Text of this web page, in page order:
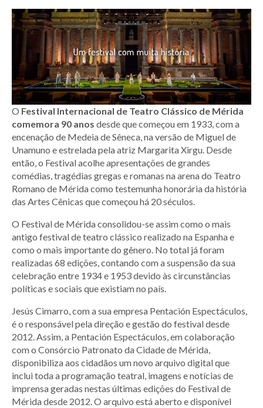
O Festival Internacional de Teatro Clássico de Mérida
comemora 90 anos desde que começou em 1933, com a
encenação de Medeia de Sêneca, na versão de Miguel de
Unamuno e estrelada pela atriz Margarita Xirgu. Desde
então, o Festival acolhe apresentações de grandes
comédias, tragédias gregas e romanas na arena do Teatro
Romano de Mérida como testemunha honorária da história
das Artes Cênicas que começou há 20 séculos.
O Festival de Mérida consolidou-se assim como o mais
antigo festival de teatro clássico realizado na Espanha e
como o mais importante do gênero. No total já foram
realizadas 68 edições, contando com a suspensão da sua
celebração entre 1934 e 1953 devido às circunstâncias
políticas e sociais que existiam no país.
Jesús Cimarro, com a sua empresa Pentación Espectáculos,
é o responsável pela direção e gestão do festival desde
2012. Assim, a Pentación Espectáculos, em colaboração
com o Consórcio Patronato da Cidade de Mérida,
disponibiliza aos cidadãos um novo arquivo digital que
inclui toda a programação teatral, imagens e notícias de
imprensa geradas nestas últimas edições do Festival de
Mérida desde 2012. O arquivo está aberto e disponível